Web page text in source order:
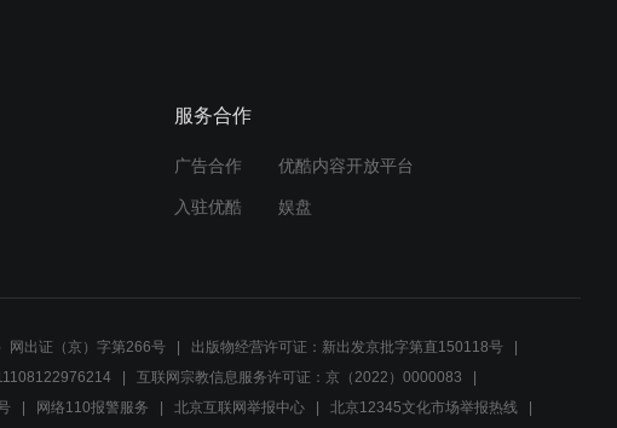
00:11
服务合作
广告合作 优酷内容开放平台
入驻优酷 娱盘
网出证（京）字第266号
出版物经营许可证：新出发京批字第直150118号
互联网宗教信息服务许可证：京（2022）0000083
网络110报警服务 北京互联网举报中心 北京12345文化市场举报热线